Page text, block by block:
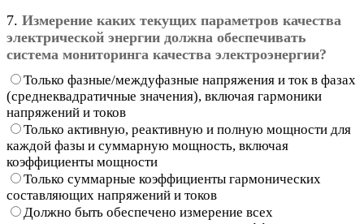
7. Измерение каких текущих параметров качества
электрической энергии должна обеспечивать
система мониторинга качества электроэнергии?
Только фазные/междуфазные напряжения и ток в фазах
(среднеквадратичные значения), включая гармоники
напряжений и токов
Только активную, реактивную и полную мощности для
каждой фазы и суммарную мощность, включая
коэффициенты мощности
Только суммарные коэффициенты гармонических
составляющих напряжений и токов
Должно быть обеспечено измерение всех